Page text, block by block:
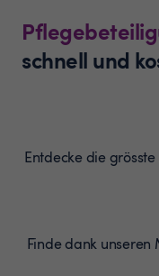
schnell und
Entdecke die
Finde dank